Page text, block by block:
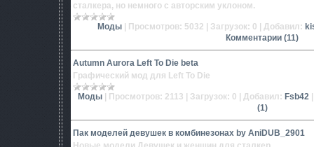
сталкера, но немного с авторским уклоном.
Моды| Просмотров: 5032 Загрузок: 0 Добавил:
Комментарии (11)
Autumn Aurora Left To Die beta
Графический мод для Left To Die
Моды Просмотров: 2113 Загрузок: 0 Добавил: Fsb42
(1)
Пак моделей девушек в комбинезонах by AniDUB_2901